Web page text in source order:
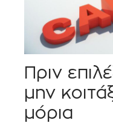
Πριν
μην
μόρια